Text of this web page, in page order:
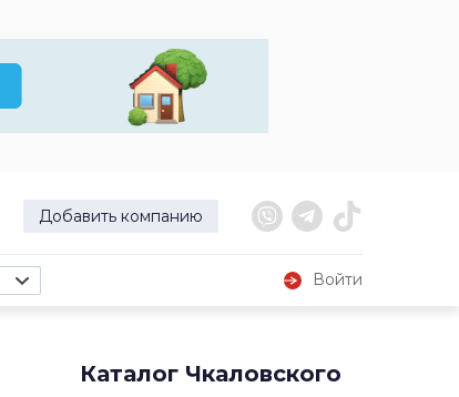
Добавить компанию
Войти
Каталог Чкаловского